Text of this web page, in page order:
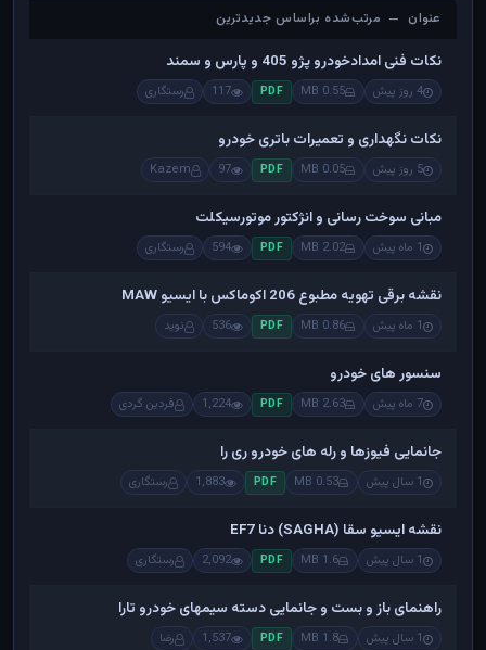
عنوان — مرتب‌شده براساس جدیدترین
عنوان — مرتب‌شده براساس جدیدترین
نکات فنی امدادخودرو پژو 405 و پارس و سمند
4 روز پیش 0.55 MB
PDF
117 رستگاری
نکات نگهداری و تعمیرات باتری خودرو
5 روز پیش 0.05 MB
PDF
97
Kazem
مبانی سوخت رسانی و انژکتور موتورسیکلت
1 ماه پیش 2.02 MB
PDF
594 رستگاری
نقشه برقی تهویه مطبوع 206 اکوماکس با ایسیو MAW
1 ماه پیش 0.86 MB
PDF
536 نوید
سنسور های خودرو
7 ماه پیش 2.63 MB
PDF
1,224 فردین گردی
جانمایی فیوزها و رله های خودرو ری را
1 سال پیش 0.53 MB
PDF
1,883 رستگاری
نقشه ایسیو سقا (SAGHA) دنا EF7
1 سال پیش 1.6 MB
PDF
2,092 رستگاری
راهنمای باز و بست و جانمایی دسته سیمهای خودرو تارا
1 سال پیش 1.8 MB
PDF
1,537 رضا